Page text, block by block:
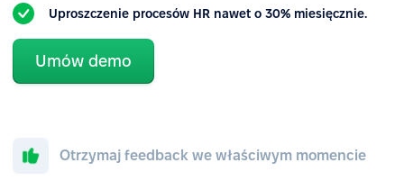
Uproszczenie procesów HR nawet o 30% miesięcznie.
Umów demo
Otrzymaj feedback we właściwym momencie